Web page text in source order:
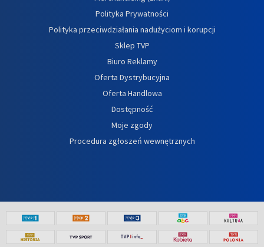
Polityka Prywatności
Polityka przeciwdziałania nadużyciom i korupcji
Sklep TVP
Biuro Reklamy
Oferta Dystrybucyjna
Oferta Handlowa
Dostępność
Moje zgody
Procedura zgłoszeń wewnętrznych